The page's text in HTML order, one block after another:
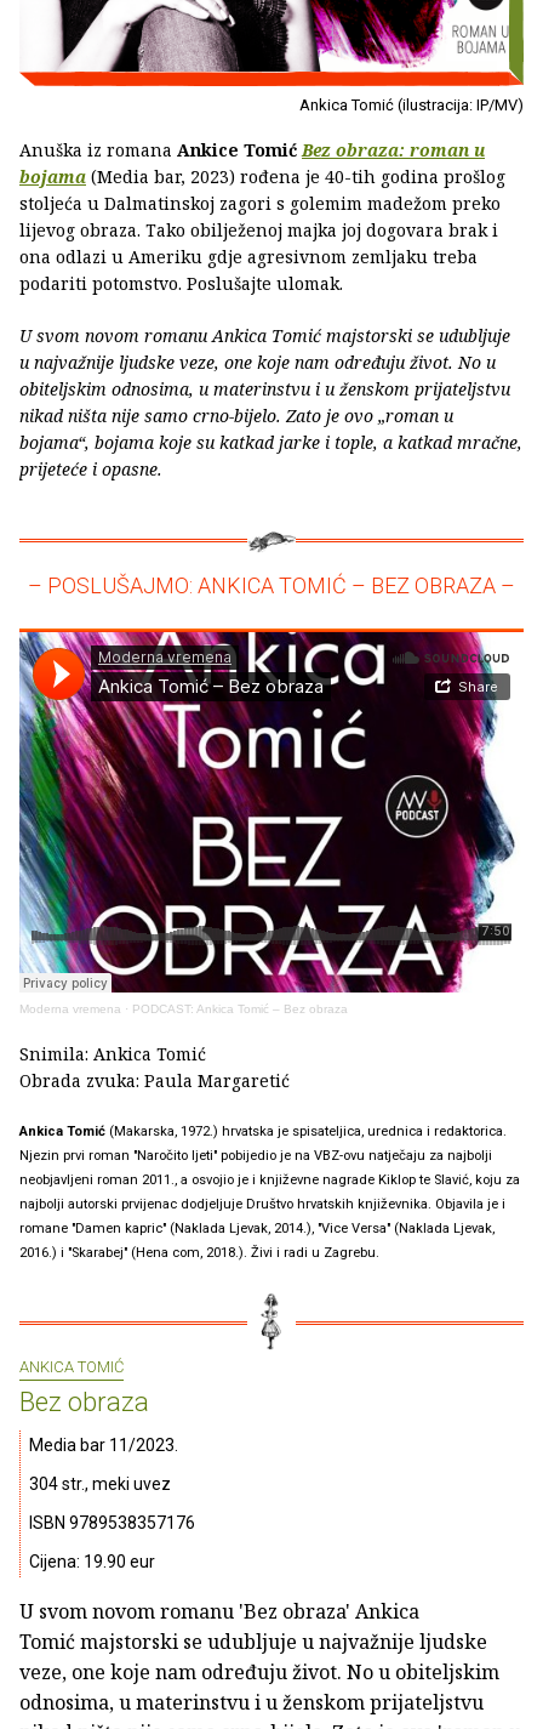
Ankica Tomić (ilustracija: IP/MV)
Anuška iz romana Ankice TomićBez obraza: roman u
bojama (Media bar, 2023) rođena je 40-tih godina prošlog
stoljeća u Dalmatinskoj zagori s golemim madežom preko
lijevog obraza. Tako obilježenoj majka joj dogovara brak i
ona odlazi u Ameriku gdje agresivnom zemljaku treba
podariti potomstvo. Poslušajte ulomak.
U svom novom romanu Ankica Tomić majstorski se udubljuje
u najvažnije ljudske veze, one koje nam određuju život. No u
obiteljskim odnosima, u materinstvu i u ženskom prijateljstvu
nikad ništa nije samo crno-bijelo. Zato je ovo „roman u
bojama“, bojama koje su katkad jarke i tople, a katkad mračne,
prijeteće i opasne.
– POSLUŠAJMO: ANKICA TOMIĆ – BEZ OBRAZA –
Moderna vremena · PODCAST: Ankica Tomić – Bez obraza
Snimila: Ankica Tomić
Obrada zvuka: Paula Margaretić
Ankica Tomić (Makarska, 1972.) hrvatska je spisateljica, urednica i redaktorica.
Njezin prvi roman "Naročito ljeti" pobijedio je na VBZ-ovu natječaju za najbolji
neobjavljeni roman 2011., a osvojio je i književne nagrade Kiklop te Slavić, koju za
najbolji autorski prvijenac dodjeljuje Društvo hrvatskih književnika. Objavila je i
romane "Damen kapric" (Naklada Ljevak, 2014.), "Vice Versa" (Naklada Ljevak,
2016.) i "Skarabej" (Hena com, 2018.). Živi i radi u Zagrebu.
ANKICA TOMIĆ
Bez obraza
Media bar 11/2023.
304 str., meki uvez
ISBN 9789538357176
Cijena: 19.90 eur
U svom novom romanu 'Bez obraza' Ankica
Tomić majstorski se udubljuje u najvažnije ljudske
veze, one koje nam određuju život. No u obiteljskim
odnosima, u materinstvu i u ženskom prijateljstvu